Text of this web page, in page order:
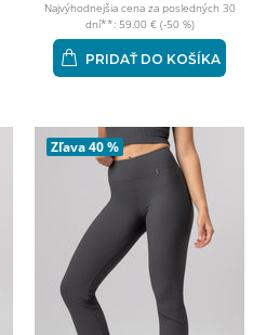
Najvýhodnejšia cena za posledných 30
dní**: 59.00 € (-50 %)
PRIDAŤ DO KOŠÍKA
Zľava40 %